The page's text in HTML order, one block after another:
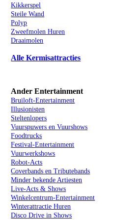
Kikkerspel
Steile Wand
Polyp
Zweefmolen Huren
Draaimolen
Alle Kermisattracties
Ander Entertainment
Bruiloft-Entertainment
Illusionisten
Steltenlopers
Vuurspuwers en Vuurshows
Foodtrucks
Festival-Entertainment
Vuurwerkshows
Robot-Acts
Coverbands en Tributebands
Minder bekende Artiesten
Live-Acts & Shows
Winkelcentrum-Entertainment
Winterattractie Huren
Disco Drive in Shows